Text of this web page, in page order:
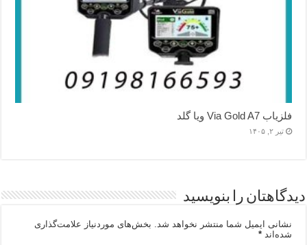
فلزیاب Via Gold A7 ویا گلد
تیر ۲, ۱۴۰۵
دیدگاهتان را بنویسید
نشانی ایمیل شما منتشر نخواهد شد.
بخش‌های موردنیاز علامت‌گذاری
شده‌اند*